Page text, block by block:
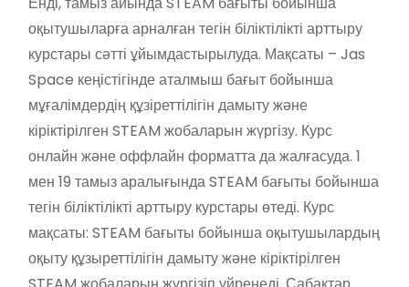
оқытушыларға арналған тегін біліктілікті арттыру
курстары сәтті ұйымдастырылуда. Мақсаты – Jas
Space кеңістігінде аталмыш бағыт бойынша
мұғалімдердің құзіреттілігін дамыту және
кіріктірілген STEAM жобаларын жүргізу. Курс
онлайн және оффлайн форматта да жалғасуда. 1
мен 19 тамыз аралығында STEAM бағыты бойынша
тегін біліктілікті арттыру курстары өтеді. Курс
мақсаты: STEAM бағыты бойынша оқытушылардың
оқыту құзыреттілігін дамыту және кіріктірілген